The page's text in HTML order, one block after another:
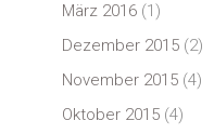
März 2016 (1)
Dezember 2015 (2)
November 2015 (4)
Oktober 2015 (4)